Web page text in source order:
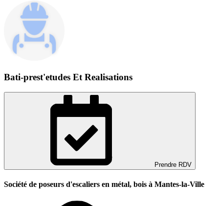
Bati-prest'etudes Et Realisations
Prendre RDV
Société de poseurs d'escaliers en métal, bois à Mantes-la-Ville